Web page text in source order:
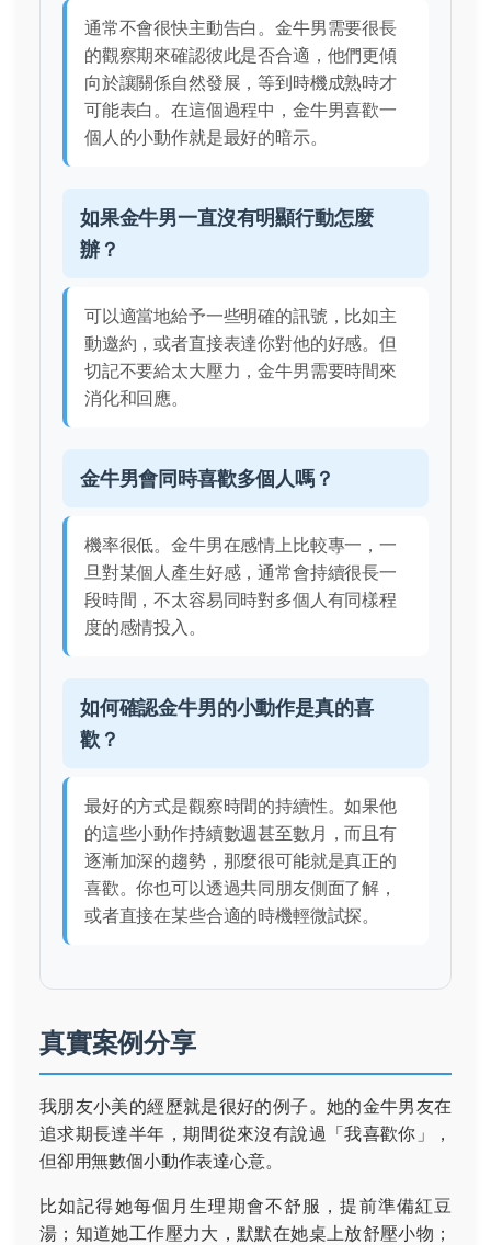
通常不會很快主動告白。金牛男需要很長
的觀察期來確認彼此是否合適，他們更傾
向於讓關係自然發展，等到時機成熟時才
可能表白。在這個過程中，金牛男喜歡一
個人的小動作就是最好的暗示。
如果金牛男一直沒有明顯行動怎麼
辦？
可以適當地給予一些明確的訊號，比如主
動邀約，或者直接表達你對他的好感。但
切記不要給太大壓力，金牛男需要時間來
消化和回應。
金牛男會同時喜歡多個人嗎？
機率很低。金牛男在感情上比較專一，一
旦對某個人產生好感，通常會持續很長一
段時間，不太容易同時對多個人有同樣程
度的感情投入。
如何確認金牛男的小動作是真的喜
歡？
最好的方式是觀察時間的持續性。如果他
的這些小動作持續數週甚至數月，而且有
逐漸加深的趨勢，那麼很可能就是真正的
喜歡。你也可以透過共同朋友側面了解，
或者直接在某些合適的時機輕微試探。
真實案例分享
我朋友小美的經歷就是很好的例子。她的金牛男友在
追求期長達半年，期間從來沒有說過「我喜歡你」，
但卻用無數個小動作表達心意。
比如記得她每個月生理期會不舒服，提前準備紅豆
湯；知道她工作壓力大，默默在她桌上放舒壓小物；